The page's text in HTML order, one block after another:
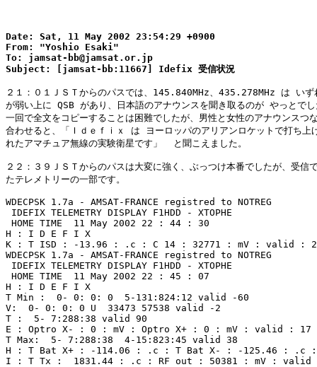
Date: Sat, 11 May 2002 23:54:29 +0900
From: "Yoshio Esaki"
To: jamsat-bb@jamsat.or.jp
２１：０１ＪＳＴからのパスでは、145.840MHz、435.278MHz は いず
が弱い上に QSB があり、日本語のアナウンスを聞き取るのが やっとで
一回で全文をコピーすることは困難でしたが、男性と女性のアナウンスつ
合わせると、「Ｉｄｅｆｉｘ は ヨーロッパのアリアンロケットで打ち上
れたアマチュア無線の実験衛星です」  と聞こえました。
２２：３９ＪＳＴからのパスは大変に強く、ぶっつけ本番でしたが、受信
たテレメトリーの一部です。
WDECPSK 1.7a - AMSAT-FRANCE registred to NOTREG
IDEFIX TELEMETRY DISPLAY F1HDD - XTOPHE
HOME TIME  11 May 2002 22 : 44 : 30
H : I D E F I X
K : T ISD : -13.96 : .c : C 14 : 32771 : mV : valid :
WDECPSK 1.7a - AMSAT-FRANCE registred to NOTREG
IDEFIX TELEMETRY DISPLAY F1HDD - XTOPHE
HOME TIME  11 May 2002 22 : 45 : 07
H : I D E F I X
T Min :  0- 0: 0: 0  5-131:824:12 valid -60
V:  0- 0: 0: 0 U  33473 57538 valid -2
T :  5- 7:288:38 valid 90
E : Optro X- : 0 : mV : Optro X+ : 0 : mV : valid : 17
T Max:  5- 7:288:38  4-15:823:45 valid 38
H : T Bat X+ : -114.06 : .c : T Bat X- : -125.46 : .c
I : T Tx :  1831.44 : .c : RF out : 50381 : mV : valid